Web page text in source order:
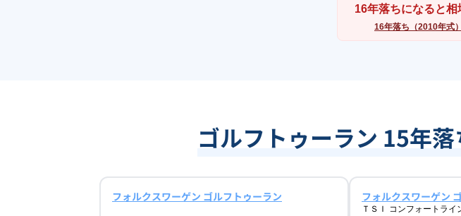
16年落ちになると
16年落ち（2010年式
ゴルフトゥーラン 15年
フォルクスワーゲン ゴルフトゥーラン フォルクスワーゲン
ＴＳＩ コンフォートライ